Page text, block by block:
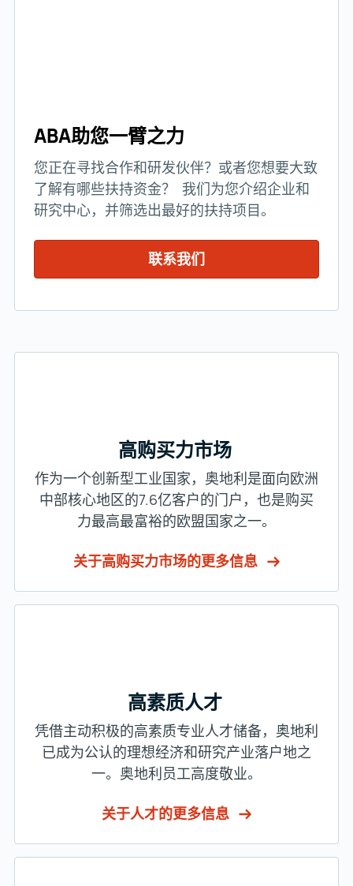
您正在寻找合作和研发伙伴？或者您想要大致
了解有哪些扶持资金？ 我们为您介绍企业和
研究中心，并筛选出最好的扶持项目。
联系我们
作为一个创新型工业国家，奥地利是面向欧洲
中部核心地区的7.6亿客户的门户，也是购买
力最高最富裕的欧盟国家之一。
关于高购买力市场的更多信息
凭借主动积极的高素质专业人才储备，奥地利
已成为公认的理想经济和研究产业落户地之
一。奥地利员工高度敬业。
关于人才的更多信息